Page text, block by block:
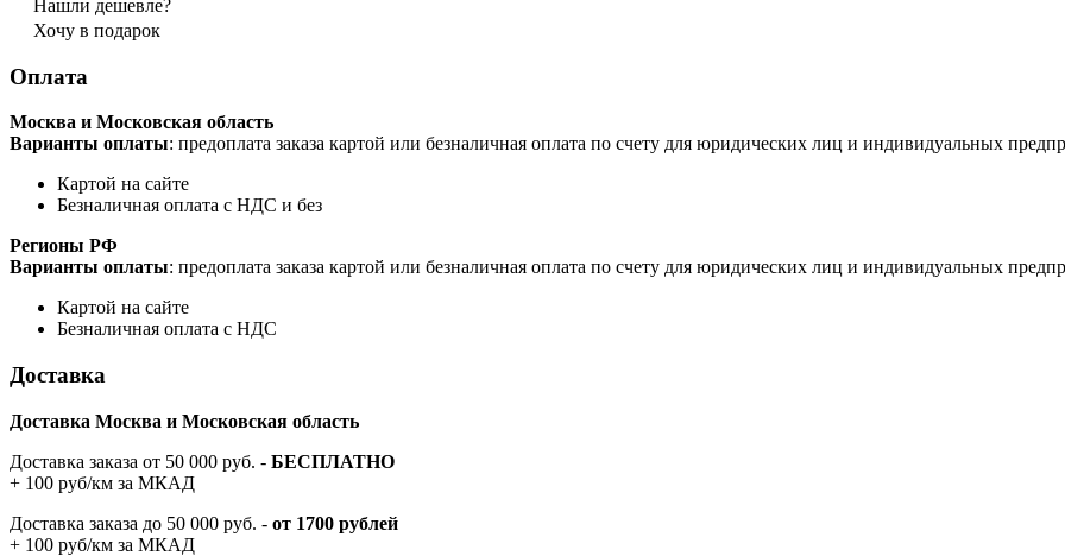
Нашли дешевле?
Хочу в подарок
Оплата
Москва и Московская область
Варианты оплаты: предоплата заказа картой или безналичная оплата по счету для юридических лиц и индивидуальных
Картой на сайте
Безналичная оплата с НДС и без
Регионы РФ
Варианты оплаты: предоплата заказа картой или безналичная оплата по счету для юридических лиц и индивидуальных
Картой на сайте
Безналичная оплата с НДС
Доставка
Доставка Москва и Московская область
Доставка заказа от 50 000 руб. - БЕСПЛАТНО
+ 100 руб/км за МКАД
Доставка заказа до 50 000 руб. - от 1700 рублей
+ 100 руб/км за МКАД